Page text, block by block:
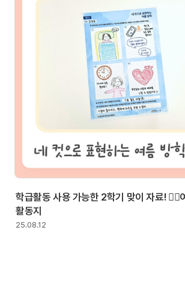
학급활동 사용 가능한 2학기 맞이 자료! 🤽‍♀️
활동지
25.08.12